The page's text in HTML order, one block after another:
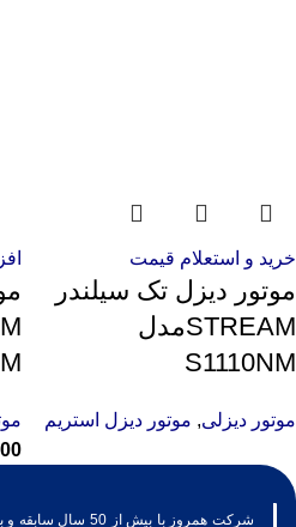
خرید و استعلام قیمت
موتور دیزل تک سیلندر
STREAMمدل
S1110NM
موتور دیزلی, موتور دیزل استریم
شرکت همروز با بیش